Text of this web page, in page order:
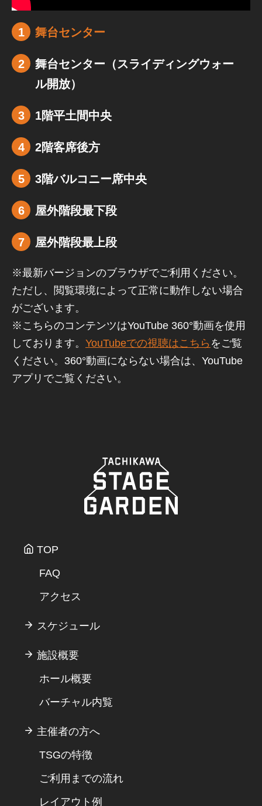
舞台センター
舞台センター（スライディングウォー
ル開放）
1階平土間中央
2階客席後方
3階バルコニー席中央
屋外階段最下段
屋外階段最上段
※最新バージョンのブラウザでご利用ください。
ただし、閲覧環境によって正常に動作しない場合
がございます。
※こちらのコンテンツはYouTube 360°動画を使用
しております。 YouTubeでの視聴はこちら をご覧
ください。360°動画にならない場合は、YouTube
アプリでご覧ください。
TOP
FAQ
アクセス
スケジュール
施設概要
ホール概要
バーチャル内覧
主催者の方へ
TSGの特徴
ご利用までの流れ
レイアウト例